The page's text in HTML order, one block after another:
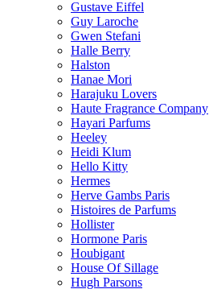
Gustave Eiffel
Guy Laroche
Gwen Stefani
Halle Berry
Halston
Hanae Mori
Harajuku Lovers
Haute Fragrance Company
Hayari Parfums
Heeley
Heidi Klum
Hello Kitty
Hermes
Herve Gambs Paris
Histoires de Parfums
Hollister
Hormone Paris
Houbigant
House Of Sillage
Hugh Parsons